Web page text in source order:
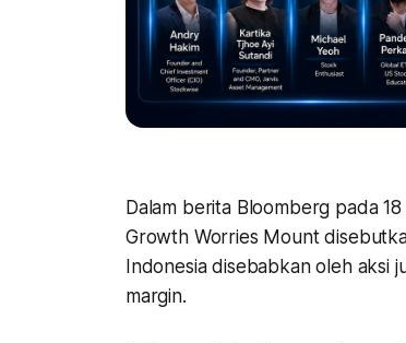
Dalam berita Bloomberg pada
Growth Worries Mount
Indonesia disebabkan oleh
margin.